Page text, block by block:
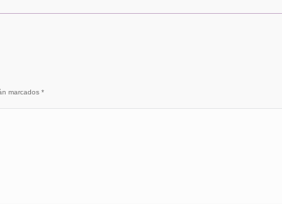
marcados *